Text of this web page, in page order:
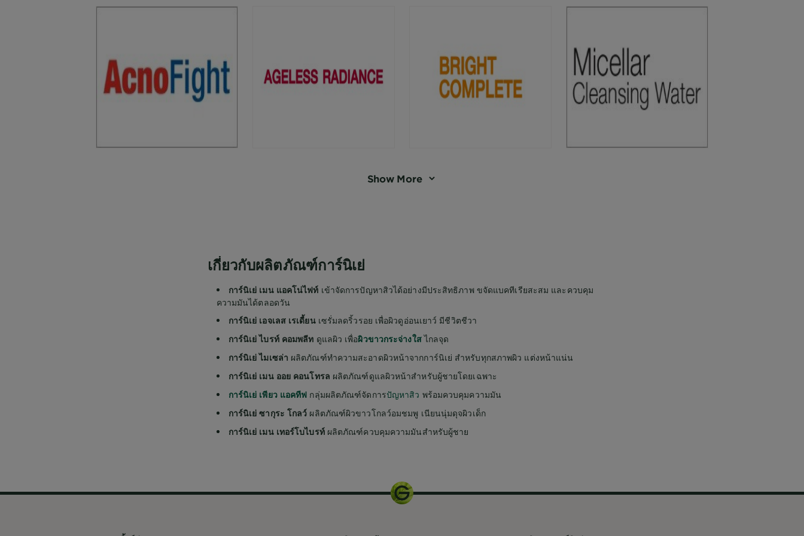
Show More
เกี่ยวกับผลิตภัณฑ์การ์นิเย่
การ์นิเย่ เมน แอคโน่ไฟท์ เข้าจัดการปัญหาสิวได้อย่างมีประสิทธิภาพ ขจัดแบคทีเรียสะสม และควบคุม
ความมันได้ตลอดวัน
การ์นิเย่ เอจเลส เรเดี้ยนเซรั่มลดริ้วรอย เพื่อผิวดูอ่อนเยาว์ มีชีวิตชีวา
การ์นิเย่ ไบรท์ คอมพลีท ดูแลผิว เพื่อผิวขาวกระจ่างใสไกลจุด
การ์นิเย่ ไมเซล่า ผลิตภัณฑ์ทำความสะอาดผิวหน้าจากการ์นิเย่ สำหรับทุกสภาพผิว แต่งหน้าแน่น
การ์นิเย่ เมน ออย คอนโทรล ผลิตภัณฑ์ดูแลผิวหน้าสำหรับผู้ชายโดยเฉพาะ
การ์นิเย่ เพียว แอคทีฟ กลุ่มผลิตภัณฑ์จัดการปัญหาสิว พร้อมควบคุมความมัน
การ์นิเย่ ซากุระ โกลว์ ผลิตภัณฑ์ผิวขาวโกลว์อมชมพู เนียนนุ่มดุจผิวเด็ก
การ์นิเย่ เมน เทอร์โบไบรท์ผลิตภัณฑ์ควบคุมความมันสำหรับผู้ชาย